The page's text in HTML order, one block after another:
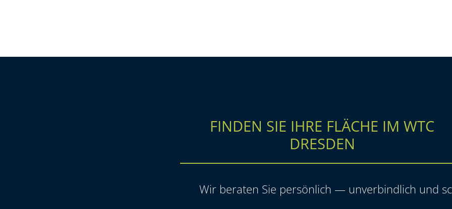
FINDEN SIE IHRE FLÄCHE IM WTC
DRESDEN
Wir beraten Sie persönlich — unverbindlich und